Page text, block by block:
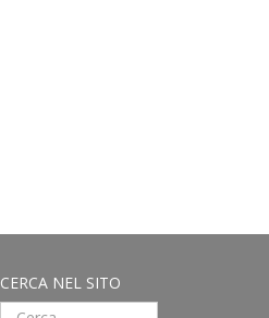
CERCA NEL SITO